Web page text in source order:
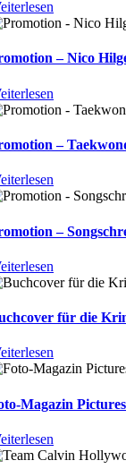
– Nico
–
–
für die
Magazin